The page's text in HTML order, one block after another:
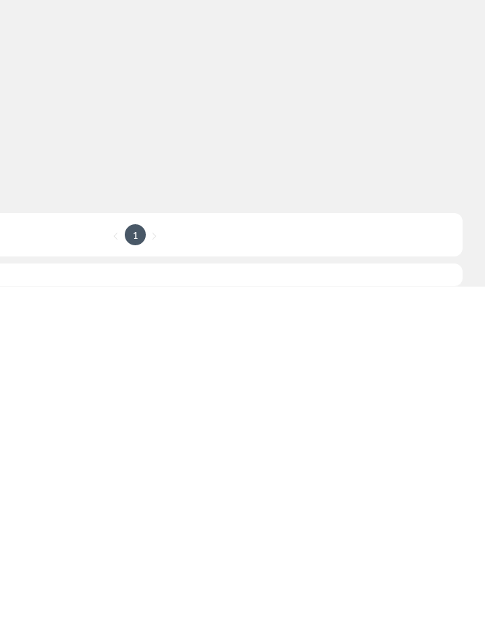
1